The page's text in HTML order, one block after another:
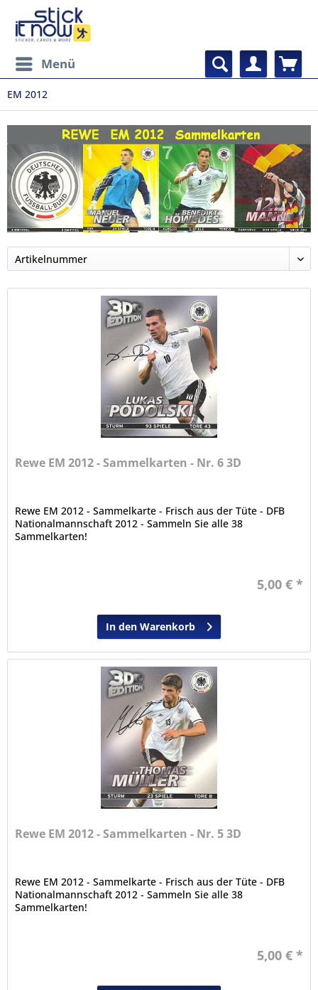
Menü
EM 2012
Rewe EM 2012 - Sammelkarten - Nr. 6 3D
Rewe EM 2012 - Sammelkarte - Frisch aus der Tüte - DFB
Nationalmannschaft 2012 - Sammeln Sie alle 38
Sammelkarten!
5,00 € *
In den Warenkorb
Rewe EM 2012 - Sammelkarten - Nr. 5 3D
Rewe EM 2012 - Sammelkarte - Frisch aus der Tüte - DFB
Nationalmannschaft 2012 - Sammeln Sie alle 38
Sammelkarten!
5,00 € *